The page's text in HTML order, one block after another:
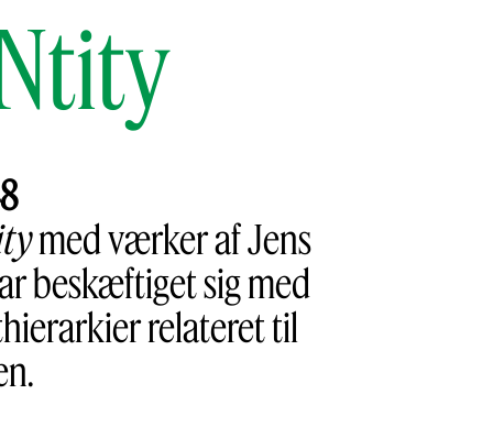
med værker af Jens
beskæftiget sig med
relateret til